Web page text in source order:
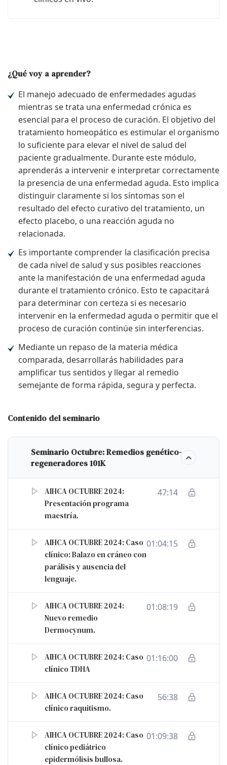
¿Qué voy a aprender?
El manejo adecuado de enfermedades agudas
mientras se trata una enfermedad crónica es
esencial para el proceso de curación. El objetivo del
tratamiento homeopático es estimular el organismo
lo suficiente para elevar el nivel de salud del
paciente gradualmente. Durante este módulo,
aprenderás a intervenir e interpretar correctamente
la presencia de una enfermedad aguda. Esto implica
distinguir claramente si los síntomas son el
resultado del efecto curativo del tratamiento, un
efecto placebo, o una reacción aguda no
relacionada.
Es importante comprender la clasificación precisa
de cada nivel de salud y sus posibles reacciones
ante la manifestación de una enfermedad aguda
durante el tratamiento crónico. Esto te capacitará
para determinar con certeza si es necesario
intervenir en la enfermedad aguda o permitir que el
proceso de curación continúe sin interferencias.
Mediante un repaso de la materia médica
comparada, desarrollarás habilidades para
amplificar tus sentidos y llegar al remedio
semejante de forma rápida, segura y perfecta.
Contenido del seminario
Seminario Octubre: Remedios genético-
regeneradores 101K
AIHCA OCTUBRE 2024:
Presentación programa
maestría.
47:14
AIHCA OCTUBRE 2024: Caso
clínico: Balazo en cráneo con
parálisis y ausencia del
lenguaje.
01:04:15
AIHCA OCTUBRE 2024:
Nuevo remedio
Dermocynum.
01:08:19
AIHCA OCTUBRE 2024: Caso
clínico TDHA
01:16:00
AIHCA OCTUBRE 2024: Caso
clínico raquitismo.
56:38
AIHCA OCTUBRE 2024: Caso
clínico pediátrico
epidermólisis bullosa.
01:09:38